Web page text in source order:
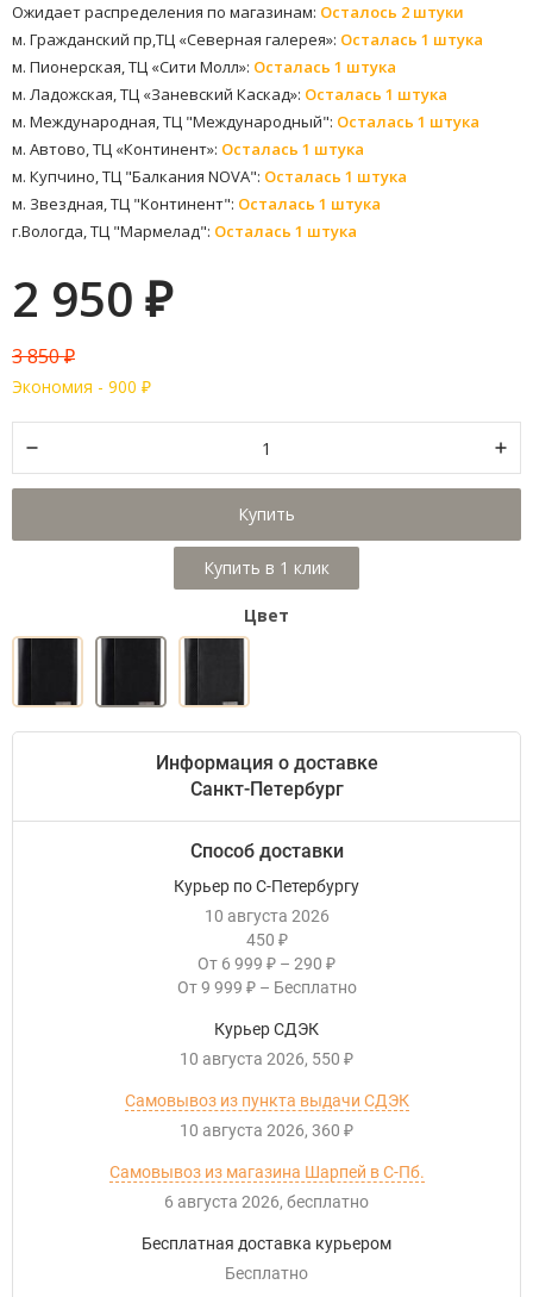
Ожидает распределения по магазинам: Осталось 2 штуки
м. Гражданский пр,ТЦ «Северная галерея»: Осталась 1 штука
м. Пионерская, ТЦ «Сити Молл»: Осталась 1 штука
м. Ладожская, ТЦ «Заневский Каскад»: Осталась 1 штука
м. Международная, ТЦ "Международный": Осталась 1 штука
м. Автово, ТЦ «Континент»: Осталась 1 штука
м. Купчино, ТЦ "Балкания NOVA": Осталась 1 штука
м. Звездная, ТЦ "Континент": Осталась 1 штука
г.Вологда, ТЦ "Мармелад": Осталась 1 штука
2 950 ₽
3 850₽
Экономия - 900 ₽
Купить
Цвет
Информация о доставке
Санкт-Петербург
Способ доставки
Курьер по С-Петербургу
10 августа 2026
450 ₽
От 6 999 ₽ – 290 ₽
От 9 999 ₽ – Бесплатно
Курьер СДЭК
10 августа 2026 550 ₽
Самовывоз из пункта выдачи СДЭК
10 августа 2026 360 ₽
Самовывоз из магазина Шарпей в С-Пб.
6 августа 2026
Бесплатно
Бесплатная доставка курьером
Бесплатно